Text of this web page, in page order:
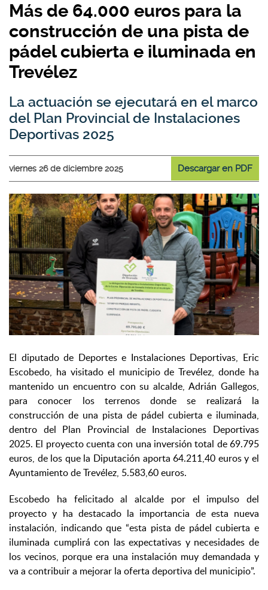
Más de 64.000 euros para la
construcción de una pista de
pádel cubierta e iluminada en
Trevélez
La actuación se ejecutará en el marco
del Plan Provincial de Instalaciones
Deportivas 2025
viernes 26 de diciembre 2025 Descargar en PDF
El diputado de Deportes e Instalaciones Deportivas, Eric
Escobedo, ha visitado el municipio de Trevélez, donde ha
mantenido un encuentro con su alcalde, Adrián Gallegos,
para conocer los terrenos donde se realizará la
construcción de una pista de pádel cubierta e iluminada,
dentro del Plan Provincial de Instalaciones Deportivas
2025. El proyecto cuenta con una inversión total de 69.795
euros, de los que la Diputación aporta 64.211,40 euros y el
Ayuntamiento de Trevélez, 5.583,60 euros.
Escobedo ha felicitado al alcalde por el impulso del
proyecto y ha destacado la importancia de esta nueva
instalación, indicando que “esta pista de pádel cubierta e
iluminada cumplirá con las expectativas y necesidades de
los vecinos, porque era una instalación muy demandada y
va a contribuir a mejorar la oferta deportiva del municipio”.